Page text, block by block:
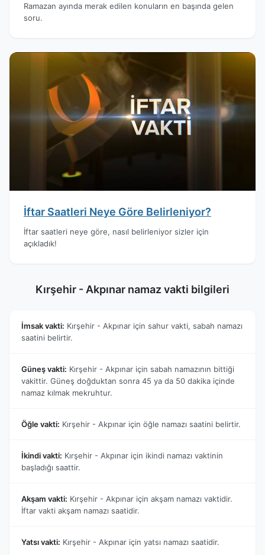
Ramazan ayında merak edilen konuların en başında gelen
soru.
İftar Saatleri Neye Göre Belirleniyor?
İftar saatleri neye göre, nasıl belirleniyor sizler için
açıkladık!
Kırşehir - Akpınar namaz vakti bilgileri
İmsak vakti: Kırşehir - Akpınar için sahur vakti, sabah namazı
saatini belirtir.
Güneş vakti: Kırşehir - Akpınar için sabah namazının bittiği
vakittir. Güneş doğduktan sonra 45 ya da 50 dakika içinde
namaz kılmak mekruhtur.
Öğle vakti: Kırşehir - Akpınar için öğle namazı saatini belirtir.
İkindi vakti: Kırşehir - Akpınar için ikindi namazı vaktinin
başladığı saattir.
Akşam vakti: Kırşehir - Akpınar için akşam namazı vaktidir.
İftar vakti akşam namazı saatidir.
Yatsı vakti: Kırşehir - Akpınar için yatsı namazı saatidir.